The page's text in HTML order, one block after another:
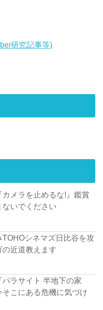
研究記事等)
カメラを止めるな!』鑑賞
いでください
TOHOシネマズ日比谷を攻
近道教えます
パラサイト 半地下の家
こにある危機に気づけ